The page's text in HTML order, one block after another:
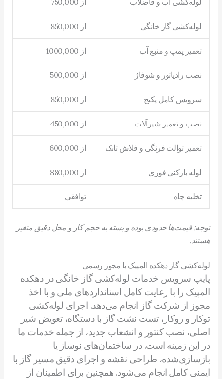
لوله‌کشی گاز خانگی از 850,000
تعمیر پمپ و منبع آب از 1000,000
نصب رادیاتور و شوفاژ از 500,000
سرویس کامل پکیج از 850,000
نصب و تعمیر شیرآلات از 450,000
تعمیر توالت فرنگی و فلاش تانک از 600,000
لوله بازکنی فوری از 880,000
تخلیه چاه توافقی
توجه: قیمت‌ها حدودی بوده و بسته به حجم کار و محل دقیق متغیر
هستند.
لوله‌کشی گاز دهکده المپیک با مجوز رسمی
پایپ سرویس خدمات لوله‌کشی گاز خانگی در دهکده
المپیک را با رعایت کامل استانداردهای ملی و با اخذ
مجوز از شرکت گاز انجام می‌دهد. اجرای لوله‌کشی
توکار و روکار، تست نشت گاز با دستگاه، تعویض شیر
اصلی، نصب کنتور و انشعاب جدید، از جمله خدمات ما
در این زمینه است. در ساختمان‌های نوساز یا
بازسازی‌شده، طراحی نقشه و اجرای دقیق مسیر گاز با
ایمنی کامل انجام می‌شود. همچنین برای اطمینان از